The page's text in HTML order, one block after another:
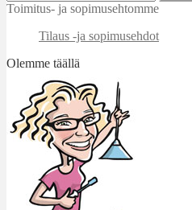
Toimitus- ja sopimusehtomme
Tilaus -ja sopimusehdot
Olemme täällä